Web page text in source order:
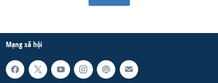
Mạng xã hội